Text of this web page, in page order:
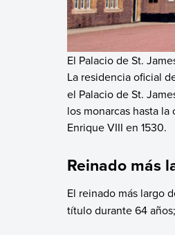
El Palacio de St.
La residencia oficial
el Palacio de St.
los monarcas hasta
Enrique VIII en 1530.
Reinado más
El reinado más largo
título durante 64